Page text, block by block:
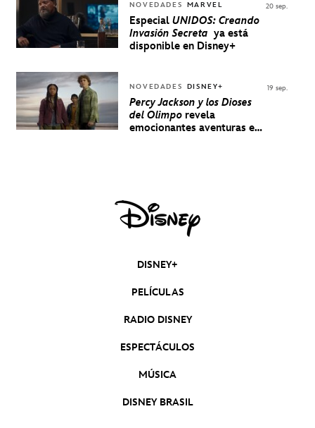
NOVEDADES MARVEL
Especial UNIDOS: Creando
Invasión Secreta ya está
disponible en Disney+
20 sep.
NOVEDADES DISNEY+
Percy Jackson y los Dioses
del Olimporevela
emocionantes aventuras en
19 sep.
DISNEY+
PELÍCULAS
RADIO DISNEY
ESPECTÁCULOS
MÚSICA
DISNEY BRASIL